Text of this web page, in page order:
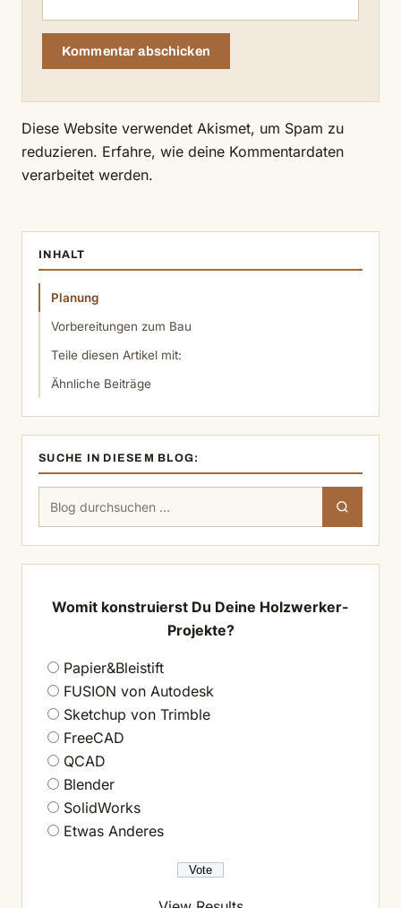
Diese Website verwendet Akismet, um Spam zu
reduzieren. Erfahre, wie deine Kommentardaten
verarbeitet werden.
INHALT
Planung
Vorbereitungen zum Bau
Teile diesen Artikel mit:
Ähnliche Beiträge
SUCHE IN DIESEM BLOG:
Suchen
Womit konstruierst Du Deine Holzwerker-
Projekte?
Papier&Bleistift
FUSION von Autodesk
Sketchup von Trimble
FreeCAD
QCAD
Blender
SolidWorks
Etwas Anderes